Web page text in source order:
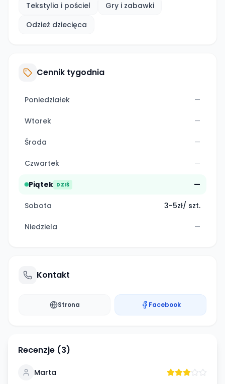
Tekstylia i pościel
Gry i zabawki
Odzież dziecięca
Cennik tygodnia
Poniedziałek —
Wtorek —
Środa —
Czwartek —
Piątek DZIŚ —
Sobota 3-5zł/ szt.
Niedziela —
Kontakt
Strona Facebook
Recenzje (3)
Marta